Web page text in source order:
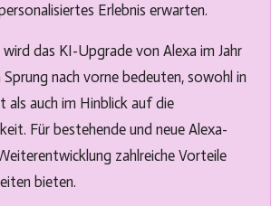
Erlebnis erwarten.
das KI-Upgrade von Alexa im Jahr
nach vorne bedeuten, sowohl in
als auch im Hinblick auf die
Für bestehende und neue Alexa-
zahlreiche Vorteile
bieten.